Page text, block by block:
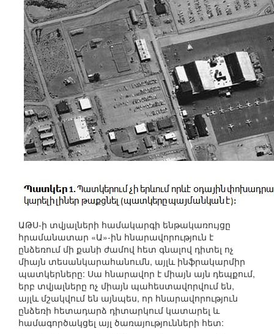
ԱԹՍ-ի տվյալների համակարգի ենթակառույցը
հրամանատար «Ա»-ին հնարավորություն է
ընձեռում մի քանի ժամով հետ գնալով դիտել ոչ
միայն տեսանկարահանումն, այլև ինֆրակարմիր
պատկերները: Սա հնարավոր է միայն այն դեպքում,
երբ տվյալները ոչ միայն պահեստավորվում են,
այլև մշակվում են այնպես, որ հնարավորություն
ընձեռի հետադարձ դիտարկում կատարել և
համագործակցել այլ ծառայությունների հետ: